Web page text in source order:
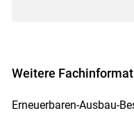
Weitere
Erneuerbaren-Ausbau-